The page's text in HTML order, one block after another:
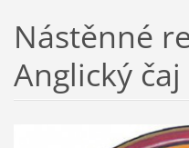
Nástěnné
Anglický čaj